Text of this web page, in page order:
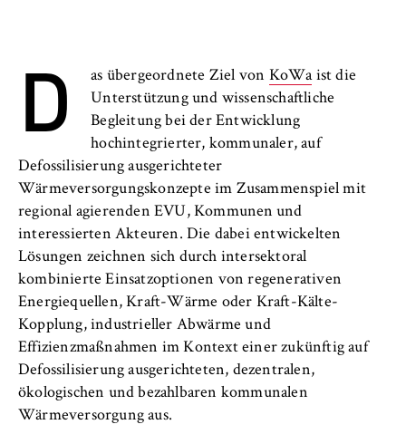
e
r
i
n
S
c
h
o
o
l
o
f
E
c
D as übergeordnete Ziel von KoWaist die
Unterstützung und wissenschaftliche
Begleitung bei der Entwicklung
hochintegrierter, kommunaler, auf
Defossilisierung ausgerichteter
Wärmeversorgungskonzepte im Zusammenspiel mit
regional agierenden EVU, Kommunen und
interessierten Akteuren. Die dabei entwickelten
Lösungen zeichnen sich durch intersektoral
kombinierte Einsatzoptionen von regenerativen
Energiequellen, Kraft-Wärme oder Kraft-Kälte-
Kopplung, industrieller Abwärme und
Effizienzmaßnahmen im Kontext einer zukünftig auf
Defossilisierung ausgerichteten, dezentralen,
ökologischen und bezahlbaren kommunalen
Wärmeversorgung aus.
Zweck:
Speichert den Zustimmungsstatus des
Benutzers für Cookies auf der aktuellen
Domäne. Dadurch wird verhindert, dass das
Cookie-Banner bei jedem erneuten Aufruf
der Website wiederholt angezeigt wird.
Cookie Laufzeit:
1 Jahr
TYPO3 Frontend Nutzer
Name:
fe_typo_user
Anbieter:
Betreiber dieser Website